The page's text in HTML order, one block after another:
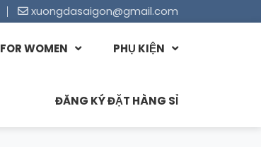
xuongdasaigon@gmail.com
FOR WOMEN PHỤ KIỆN
ĐĂNG KÝ ĐẶT HÀNG SỈ